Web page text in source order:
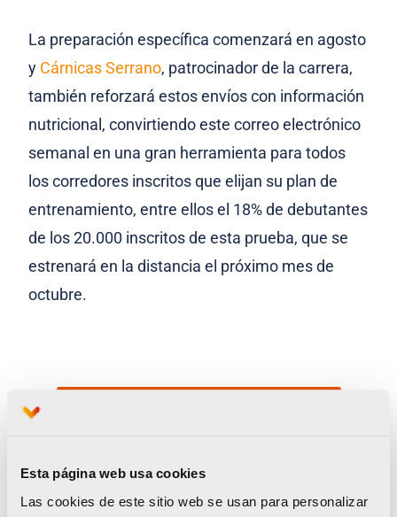
Esta página web usa cookies
Las cookies de este sitio web se usan para personalizar
La preparación específica comenzará en agosto
y Cárnicas Serrano, patrocinador de la carrera,
también reforzará estos envíos con información
nutricional, convirtiendo este correo electrónico
semanal en una gran herramienta para todos
los corredores inscritos que elijan su plan de
entrenamiento, entre ellos el 18% de debutantes
de los 20.000 inscritos de esta prueba, que se
estrenará en la distancia el próximo mes de
octubre.
Maratón Valencia un año más